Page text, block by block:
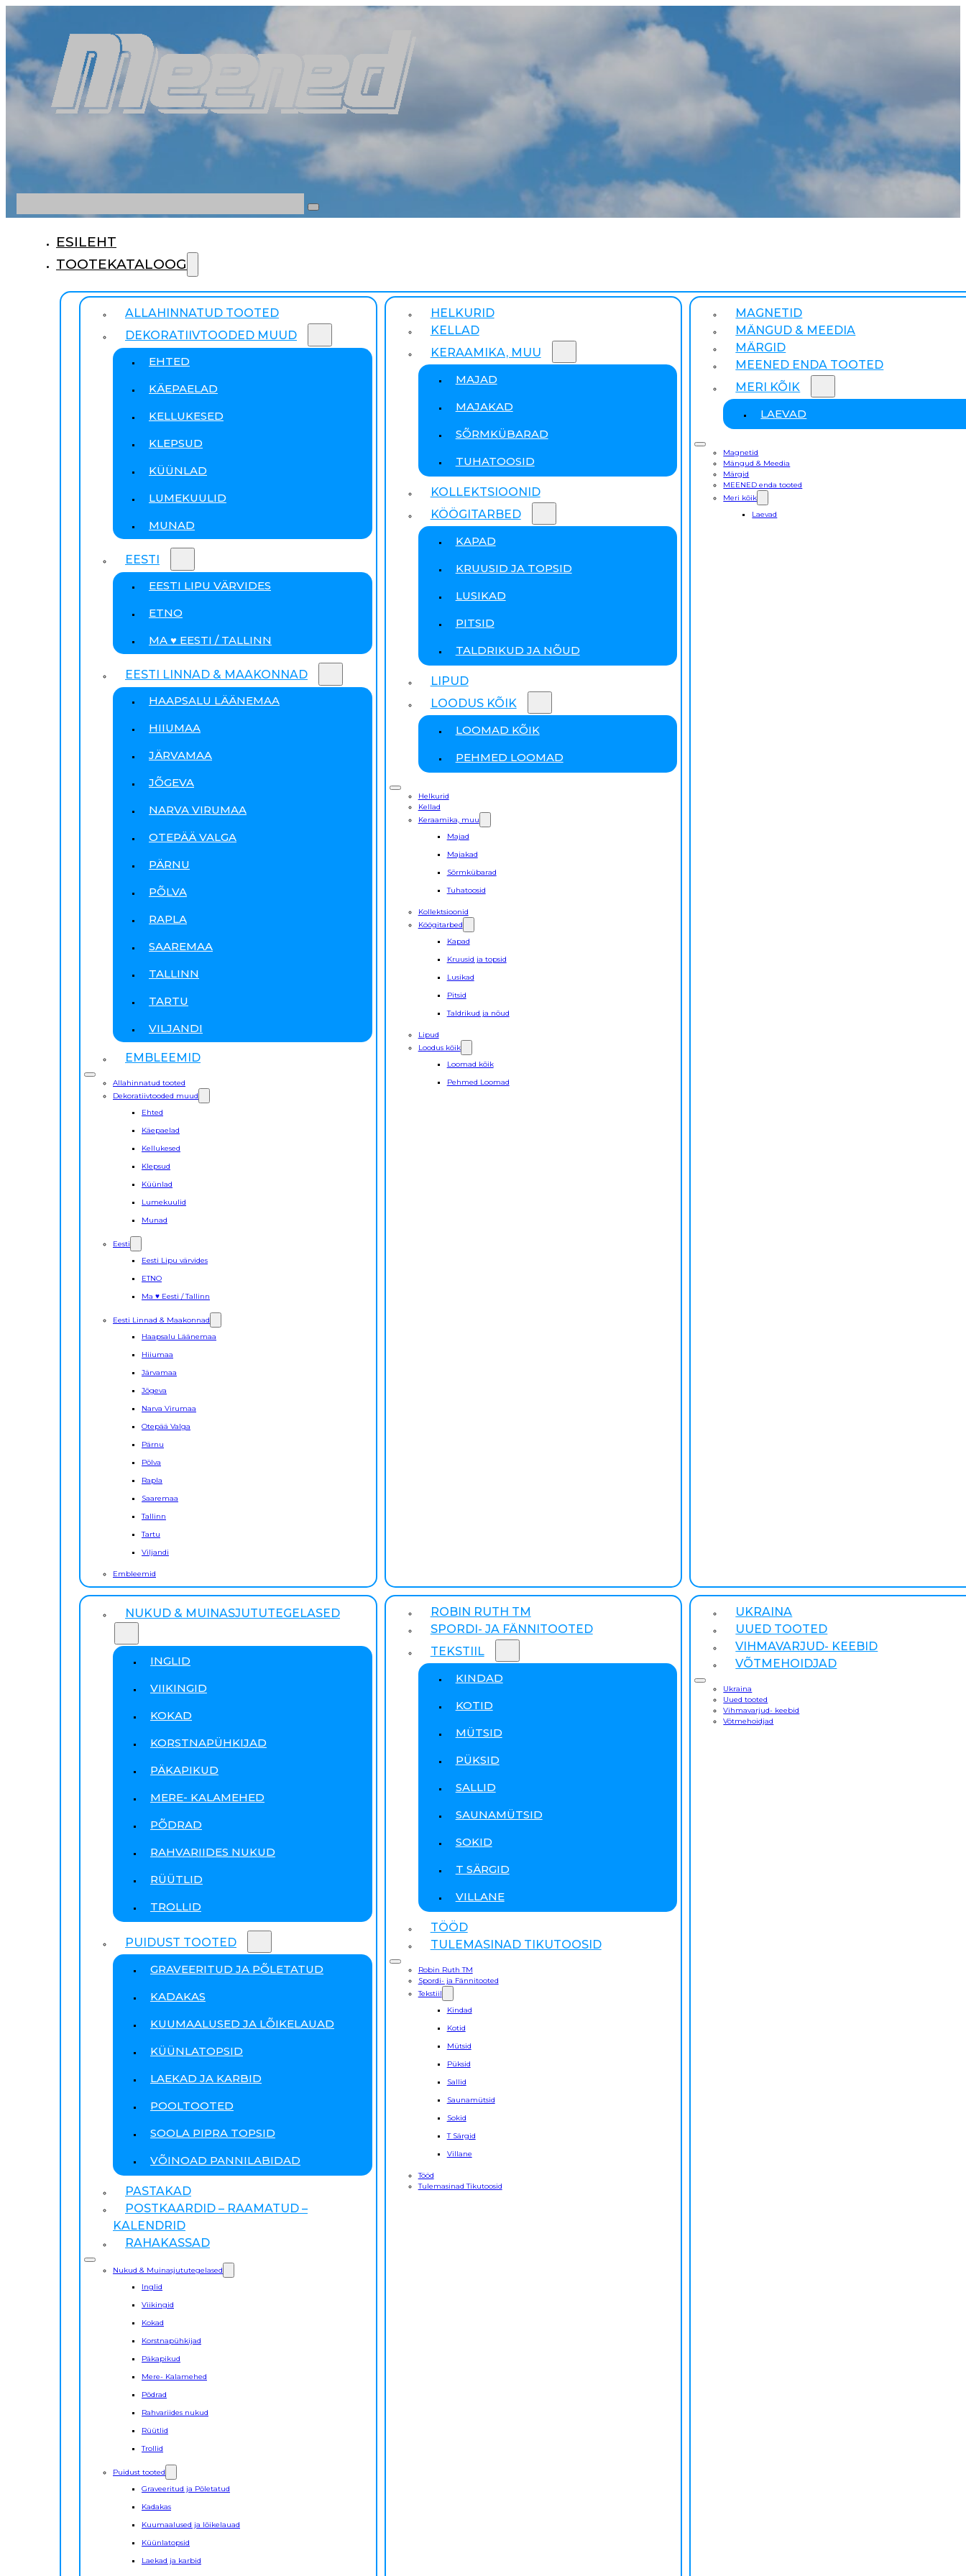
ESILEHT
TOOTEKATALOOG
ALLAHINNATUD TOOTED
DEKORATIIVTOODED MUUD
EHTED
KÄEPAELAD
KELLUKESED
KLEPSUD
KÜÜNLAD
LUMEKUULID
MUNAD
EESTI
EESTI LIPU VÄRVIDES
ETNO
MA ♥ EESTI / TALLINN
EESTI LINNAD & MAAKONNAD
HAAPSALU LÄÄNEMAA
HIIUMAA
JÄRVAMAA
JÕGEVA
NARVA VIRUMAA
OTEPÄÄ VALGA
PÄRNU
PÕLVA
RAPLA
SAAREMAA
TALLINN
TARTU
VILJANDI
EMBLEEMID
Allahinnatud tooted
Dekoratiivtooded muud
Ehted
Käepaelad
Kellukesed
Klepsud
Küünlad
Lumekuulid
Munad
Eesti
Eesti Lipu värvides
ETNO
Ma ♥ Eesti / Tallinn
Eesti Linnad & Maakonnad
Haapsalu Läänemaa
Hiiumaa
Järvamaa
Jõgeva
Narva Virumaa
Otepää Valga
Pärnu
Põlva
Rapla
Saaremaa
Tallinn
Tartu
Viljandi
Embleemid
HELKURID
KELLAD
KERAAMIKA, MUU
MAJAD
MAJAKAD
SÕRMKÜBARAD
TUHATOOSID
KOLLEKTSIOONID
KÖÖGITARBED
KAPAD
KRUUSID JA TOPSID
LUSIKAD
PITSID
TALDRIKUD JA NÕUD
LIPUD
LOODUS KÕIK
LOOMAD KÕIK
PEHMED LOOMAD
Helkurid
Kellad
Keraamika, muu
Majad
Majakad
Sõrmkübarad
Tuhatoosid
Kollektsioonid
Köögitarbed
Kapad
Kruusid ja topsid
Lusikad
Pitsid
Taldrikud ja nõud
Lipud
Loodus kõik
Loomad kõik
Pehmed Loomad
MAGNETID
MÄNGUD & MEEDIA
MÄRGID
MEENED ENDA TOOTED
MERI KÕIK
LAEVAD
Magnetid
Mängud & Meedia
Märgid
MEENED enda tooted
Meri kõik
Laevad
NUKUD & MUINASJUTUTEGELASED
INGLID
VIIKINGID
KOKAD
KORSTNAPÜHKIJAD
PÄKAPIKUD
MERE- KALAMEHED
PÕDRAD
RAHVARIIDES NUKUD
RÜÜTLID
TROLLID
PUIDUST TOOTED
GRAVEERITUD JA PÕLETATUD
KADAKAS
KUUMAALUSED JA LÕIKELAUAD
KÜÜNLATOPSID
LAEKAD JA KARBID
POOLTOOTED
SOOLA PIPRA TOPSID
VÕINOAD PANNILABIDAD
PASTAKAD
POSTKAARDID – RAAMATUD –
KALENDRID
RAHAKASSAD
Nukud & Muinasjututegelased
Inglid
Viikingid
Kokad
Korstnapühkijad
Päkapikud
Mere- Kalamehed
Põdrad
Rahvariides nukud
Rüütlid
Trollid
Puidust tooted
Graveeritud ja Põletatud
Kadakas
Kuumaalused ja lõikelauad
Küünlatopsid
Laekad ja karbid
ROBIN RUTH TM
SPORDI- JA FÄNNITOOTED
TEKSTIIL
KINDAD
KOTID
MÜTSID
PÜKSID
SALLID
SAUNAMÜTSID
SOKID
T SÄRGID
VILLANE
TÖÖD
TULEMASINAD TIKUTOOSID
Robin Ruth TM
Spordi- ja Fännitooted
Tekstiil
Kindad
Kotid
Mütsid
Püksid
Sallid
Saunamütsid
Sokid
T Särgid
Villane
Tööd
Tulemasinad Tikutoosid
UKRAINA
UUED TOOTED
VIHMAVARJUD- KEEBID
VÕTMEHOIDJAD
Ukraina
Uued tooted
Vihmavarjud- keebid
Võtmehoidjad